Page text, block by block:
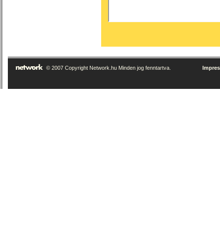
© 2007 Copyright Network.hu Minden jog fenntartva.